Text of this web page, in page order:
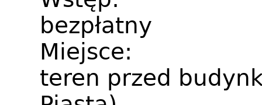
bezpłatny
Miejsce:
teren przed